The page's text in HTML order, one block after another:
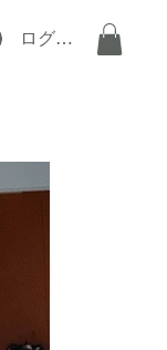
お問い合わせ
ログイン